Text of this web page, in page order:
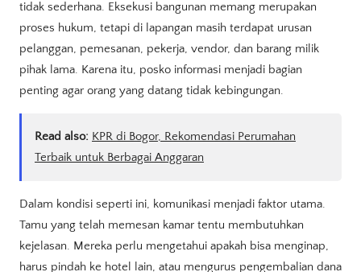
tidak sederhana. Eksekusi bangunan memang merupakan
proses hukum, tetapi di lapangan masih terdapat urusan
pelanggan, pemesanan, pekerja, vendor, dan barang milik
pihak lama. Karena itu, posko informasi menjadi bagian
penting agar orang yang datang tidak kebingungan.
Read also: KPR di Bogor, Rekomendasi Perumahan
Terbaik untuk Berbagai Anggaran
Dalam kondisi seperti ini, komunikasi menjadi faktor utama.
Tamu yang telah memesan kamar tentu membutuhkan
kejelasan. Mereka perlu mengetahui apakah bisa menginap,
harus pindah ke hotel lain, atau mengurus pengembalian dana